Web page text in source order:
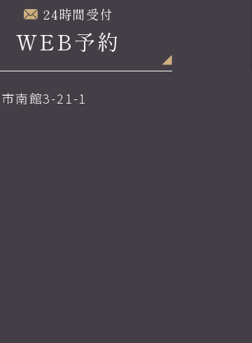
24時間受付
WEB予約
南館3-21-1